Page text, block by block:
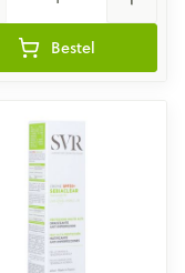
Bestel